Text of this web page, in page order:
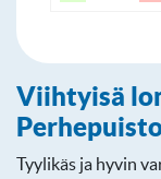
Viihtyisä
Tyylikäs ja hyvin